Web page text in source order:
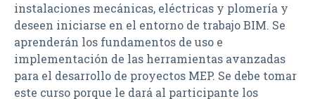
instalaciones mecánicas, eléctricas y plomería y
deseen iniciarse en el entorno de trabajo BIM. Se
aprenderán los fundamentos de uso e
implementación de las herramientas avanzadas
para el desarrollo de proyectos MEP. Se debe tomar
este curso porque le dará al participante los